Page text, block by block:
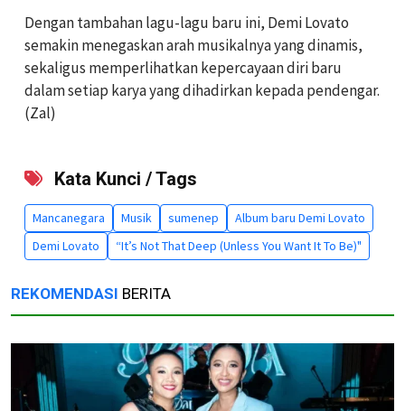
Dengan tambahan lagu-lagu baru ini, Demi Lovato
semakin menegaskan arah musikalnya yang dinamis,
sekaligus memperlihatkan kepercayaan diri baru
dalam setiap karya yang dihadirkan kepada pendengar.
(Zal)
Kata Kunci / Tags
Mancanegara Musik sumenep
Album baru Demi Lovato
Demi Lovato
“It’s Not That Deep (Unless You Want It To Be)"
REKOMENDASI BERITA